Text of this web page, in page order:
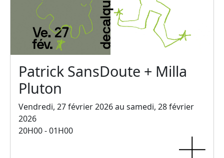
Patrick SansDoute + Milla
Pluton
Vendredi, 27 février 2026 au samedi, 28 février
2026
20H00 - 01H00